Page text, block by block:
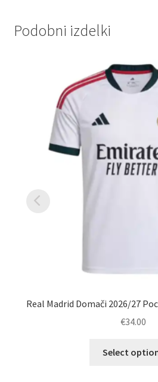
Podobni izdelki
Real Madrid Domači 2026/27
€34.00
Select